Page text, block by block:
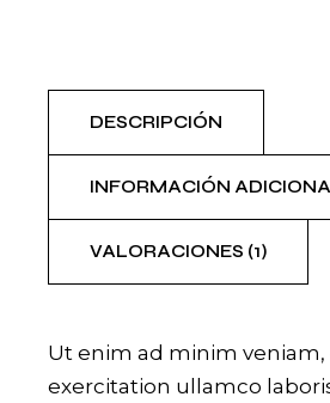
DESCRIPCIÓN
INFORMACIÓN
VALORACIONES (1)
Ut enim ad minim
exercitation ullamco